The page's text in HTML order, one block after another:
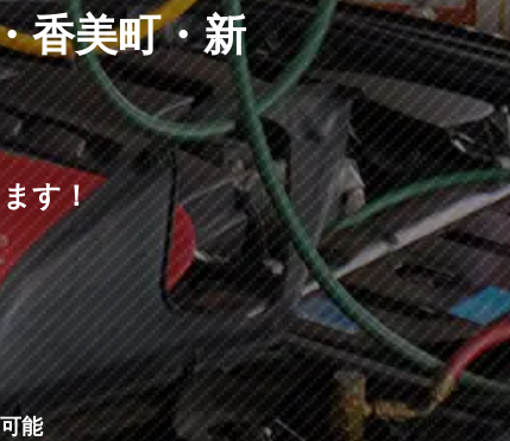
香美町・新
す！
能